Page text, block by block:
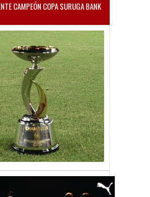
CAMPEÓN COPA SURUGA BANK